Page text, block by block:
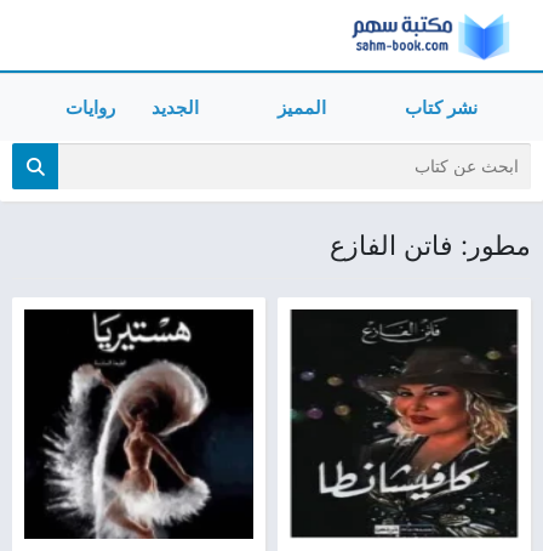
نشر كتاب المميز الجديد روايات
مطور: فاتن الفازع